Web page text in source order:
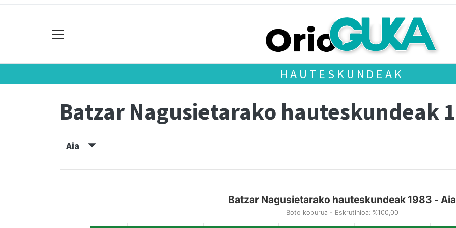
HAUTESKUNDEAK
Batzar Nagusietarako hauteskundeak
Aia
Batzar Nagusietarako hauteskundeak 1983 - Aia
Boto kopurua - Eskrutinioa: %100,00